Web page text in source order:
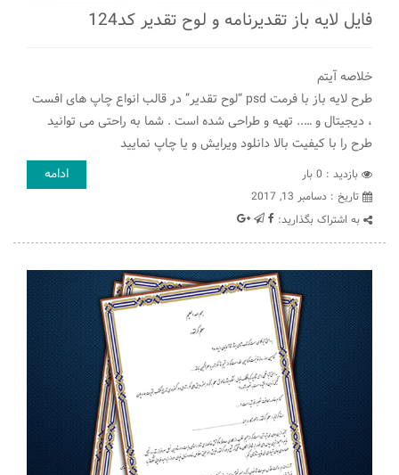
فایل لایه باز تقدیرنامه و لوح تقدیر کد124
خلاصه آیتم
طرح لایه باز با فرمت psd “لوح تقدیر” در قالب انواع چاپ های افست
، دیجیتال و ….. تهیه و طراحی شده است . شما به راحتی می توانید
طرح را با کیفیت بالا دانلود ویرایش و یا چاپ نمایید
بازدید : 0 بار
تاريخ : دسامبر 13, 2017
به اشتراک بگذارید:
ادامه